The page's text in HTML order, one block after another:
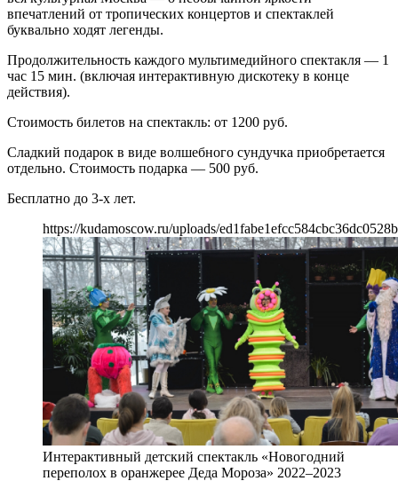
впечатлений от тропических концертов и спектаклей
буквально ходят легенды.
Продолжительность каждого мультимедийного спектакля — 1
час 15 мин. (включая интерактивную дискотеку в конце
действия).
Стоимость билетов на спектакль: от 1200 руб.
Сладкий подарок в виде волшебного сундучка приобретается
отдельно. Стоимость подарка — 500 руб.
Бесплатно до 3-х лет.
https://kudamoscow.ru/uploads/
Интерактивный детский спектакль «Новогодний
переполох в оранжерее Деда Мороза» 2022–2023